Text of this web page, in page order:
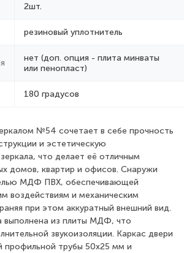
2шт.
резиновый уплотнитель
нет (доп. опция - плита минваты
или пенопласт)
180 градусов
№54 сочетает в себе прочность
и эстетическую
что делает её отличным
домов, квартир и офисов. Снаружи
МДФ ПВХ, обеспечивающей
воздействиям и механическим
при этом аккуратный внешний вид.
выполнена из плиты МДФ, что
звукоизоляции. Каркас двери
профильной трубы 50х25 мм и